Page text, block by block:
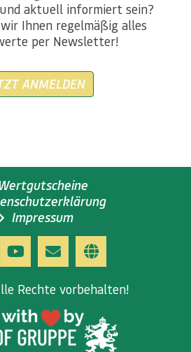
aktuell informiert sein?
Ihnen regelmäßig alles
per Newsletter!
ANMELDEN
Impressum
Rechte vorbehalten!